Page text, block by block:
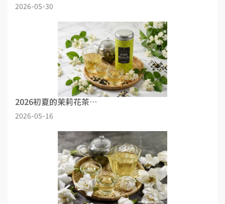
2026-05-30
2026初夏的茉莉花茶…
2026-05-16